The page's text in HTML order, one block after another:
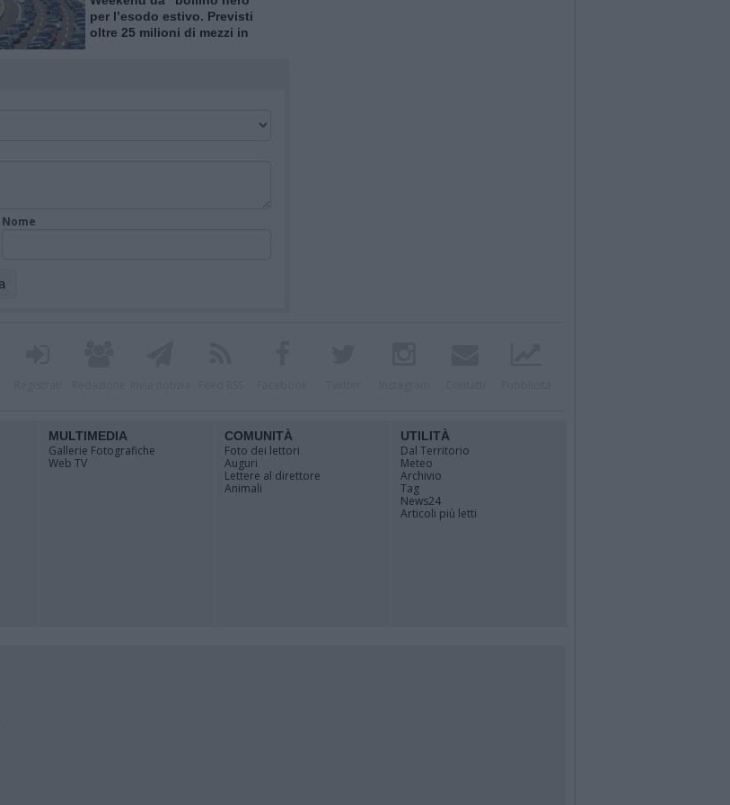
per l’esodo estivo. Previsti
oltre 25 milioni di mezzi in
Nome
MULTIMEDIA
Gallerie Fotografiche
Web TV
COMUNITÀ
Foto dei lettori
Auguri
Lettere al direttore
Animali
UTILITÀ
Dal Territorio
Meteo
Archivio
Tag
News24
Articoli più letti